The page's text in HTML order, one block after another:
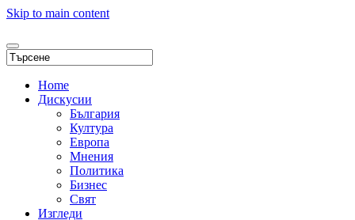
Skip to main content
Home
Дискусии
България
Култура
Европа
Мнения
Политика
Бизнес
Свят
Изгледи